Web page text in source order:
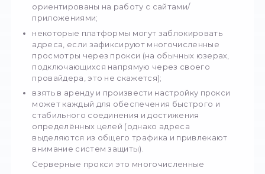
ПО. Однако они имеют ряд особенностей, в
которых:
запуск осуществляется на основе
виртуального сервера после оплаты
провайдера и получения IP;
сервер может функционировать
самостоятельно или в составе более
систем;
используемые адреса не влияют на
с частными владельцами устройств, они
ориентированы на работу с сайтами/